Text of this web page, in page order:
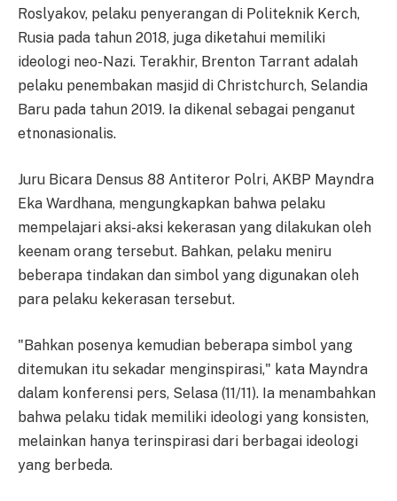
Roslyakov, pelaku penyerangan di Politeknik Kerch,
Rusia pada tahun 2018, juga diketahui memiliki
ideologi neo-Nazi. Terakhir, Brenton Tarrant adalah
pelaku penembakan masjid di Christchurch, Selandia
Baru pada tahun 2019. Ia dikenal sebagai penganut
etnonasionalis.
Juru Bicara Densus 88 Antiteror Polri, AKBP Mayndra
Eka Wardhana, mengungkapkan bahwa pelaku
mempelajari aksi-aksi kekerasan yang dilakukan oleh
keenam orang tersebut. Bahkan, pelaku meniru
beberapa tindakan dan simbol yang digunakan oleh
para pelaku kekerasan tersebut.
"Bahkan posenya kemudian beberapa simbol yang
ditemukan itu sekadar menginspirasi," kata Mayndra
dalam konferensi pers, Selasa (11/11). Ia menambahkan
bahwa pelaku tidak memiliki ideologi yang konsisten,
melainkan hanya terinspirasi dari berbagai ideologi
yang berbeda.